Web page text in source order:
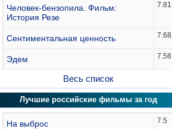
Человек-бензопила. Фильм:
История Резе
7.81
Сентиментальная ценность 7.68
Эдем 7.58
Весь список
Лучшие российские фильмы за год
На выброс 7.5